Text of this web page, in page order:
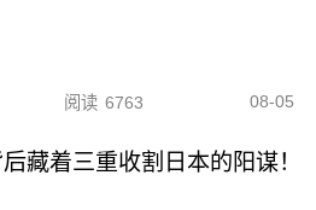
阅读 6763 08-05
藏着三重收割日本的阳谋！